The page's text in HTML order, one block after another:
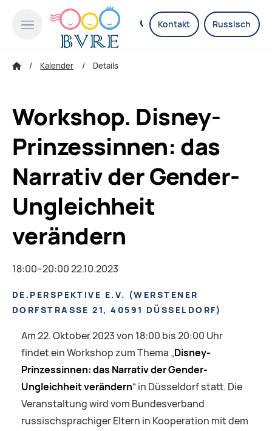
Kontakt Russisch
Kalender Details
Workshop. Disney-
Prinzessinnen: das
Narrativ der Gender-
Ungleichheit
verändern
18:00–20:00 22.10.2023
DE.PERSPEKTIVE E.V. (WERSTENER
DORFSTRASSE 21, 40591 DÜSSELDORF
)
Am 22. Oktober 2023 von 18:00 bis 20:00 Uhr
findet ein Workshop zum Thema „Disney-
Prinzessinnen: das Narrativ der Gender-
Ungleichheit verändern“ in Düsseldorf statt. Die
Veranstaltung wird vom Bundesverband
russischsprachiger Eltern in Kooperation mit dem